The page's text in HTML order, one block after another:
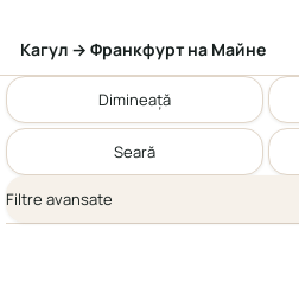
Кагул → Франкфурт на Майне
Dimineață
Seară
Filtre avansate